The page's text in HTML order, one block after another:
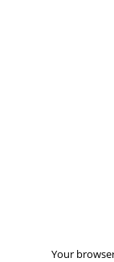
Your